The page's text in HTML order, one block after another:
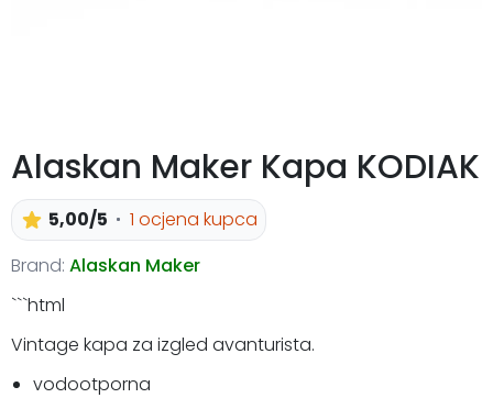
Alaskan Maker Kapa KODIAK
5,00/5
1 ocjena kupca
Brand: Alaskan Maker
```html
Vintage kapa za izgled avanturista.
vodootporna